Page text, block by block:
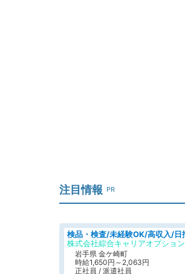
注目情報 PR
株式会社綜合キャリアオプション
岩手県 金ケ崎町
時給1,650円～2,063円
正社員 / 派遣社員